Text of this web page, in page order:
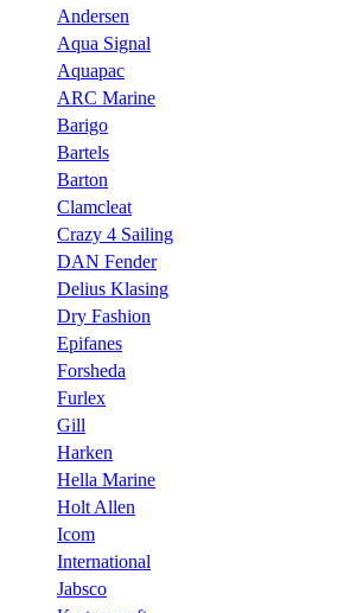
Andersen
Aqua Signal
Aquapac
ARC Marine
Barigo
Bartels
Barton
Clamcleat
Crazy 4 Sailing
DAN Fender
Delius Klasing
Dry Fashion
Epifanes
Forsheda
Furlex
Gill
Harken
Hella Marine
Holt Allen
Icom
International
Jabsco